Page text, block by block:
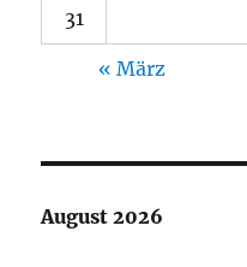
31
« März
August 2026